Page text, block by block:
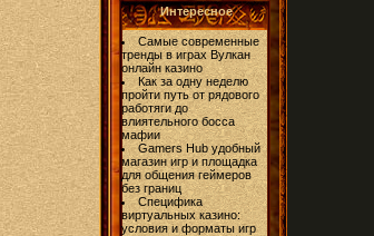
Интересное
Самые современные
тренды в играх Вулкан
онлайн казино
Как за одну неделю
пройти путь от рядового
работяги до
влиятельного босса
мафии
Gamers Hub удобный
магазин игр и площадка
для общения геймеров
без границ
Специфика
виртуальных казино:
условия и форматы игр